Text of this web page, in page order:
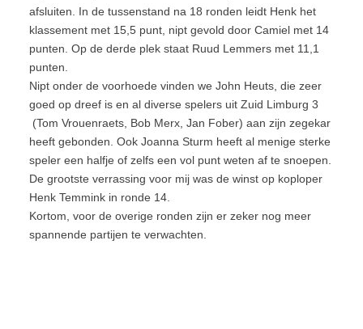
afsluiten. In de tussenstand na 18 ronden leidt Henk het
klassement met 15,5 punt, nipt gevold door Camiel met 14
punten. Op de derde plek staat Ruud Lemmers met 11,1
punten.
Nipt onder de voorhoede vinden we John Heuts, die zeer
goed op dreef is en al diverse spelers uit Zuid Limburg 3
(Tom Vrouenraets, Bob Merx, Jan Fober) aan zijn zegekar
heeft gebonden. Ook Joanna Sturm heeft al menige sterke
speler een halfje of zelfs een vol punt weten af te snoepen.
De grootste verrassing voor mij was de winst op koploper
Henk Temmink in ronde 14.
Kortom, voor de overige ronden zijn er zeker nog meer
spannende partijen te verwachten.